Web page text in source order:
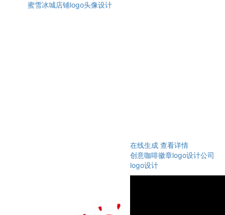
蜜雪冰城店铺logo头像设计
在线生成 查看详情
创意咖啡徽章logo设计公司
logo设计